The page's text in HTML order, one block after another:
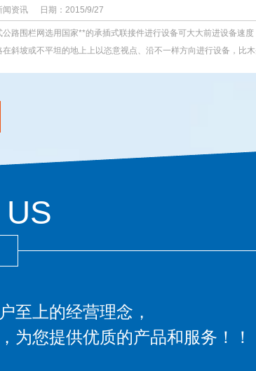
闻资讯 日期：2015/9/27
公路围栏网选用国家**的承插式联接件进行设备可大大前进设备速
在斜坡或不平坦的地上上以恣意视点、沿不一样方向进行设备，比
至上的经营理念，
为您提供优质的产品和服务！！